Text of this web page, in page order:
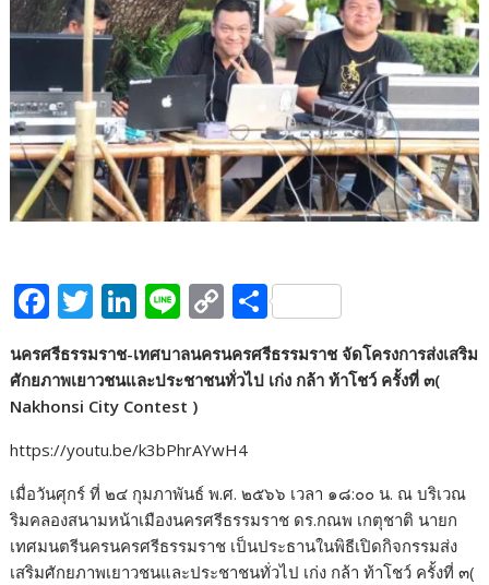
F
ac
e
b
o
o
k
T
itt
er
Li
n
k
e
dI
Li
e
C
p
Li
k
S
h
ar
นครศรีธรรมราช-เทศบาลนครนครศรีธรรมราช จัดโครงการส่งเสริม
ศักยภาพเยาวชนและประชาชนทั่วไป เก่ง กล้า ท้าโชว์ ครั้งที่ ๓(
Nakhonsi City Contest )
https://youtu.be/k3bPhrAYwH4
เมื่อวันศุกร์ ที่ ๒๔ กุมภาพันธ์ พ.ศ. ๒๕๖๖ เวลา ๑๘:๐๐ น. ณ บริเวณ
ริมคลองสนามหน้าเมืองนครศรีธรรมราช ดร.กณพ เกตุชาติ นายก
เทศมนตรีนครนครศรีธรรมราช เป็นประธานในพิธีเปิดกิจกรรมส่ง
เสริมศักยภาพเยาวชนและประชาชนทั่วไป เก่ง กล้า ท้าโชว์ ครั้งที่ ๓(